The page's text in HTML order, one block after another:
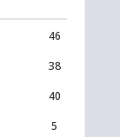
46
38
40
5